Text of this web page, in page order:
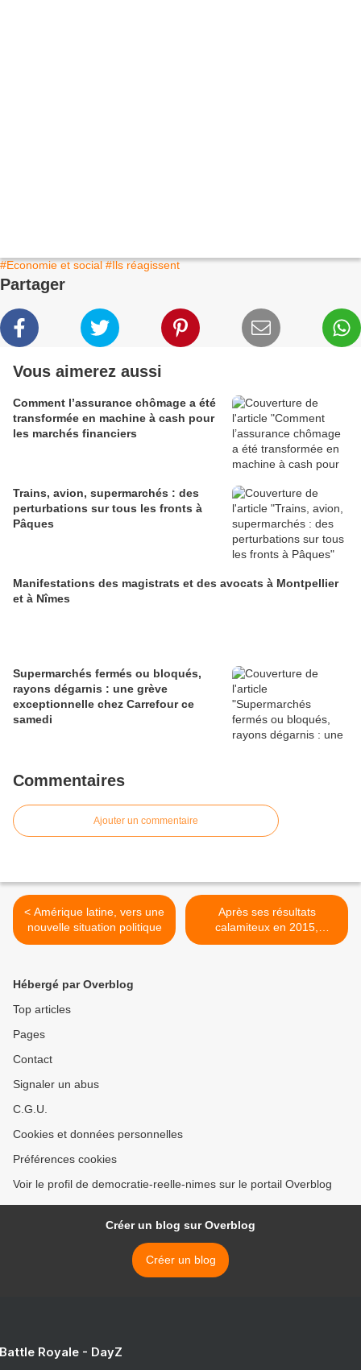
#Economie et social #Ils réagissent
Partager
Vous aimerez aussi
Comment l’assurance chômage a été
transformée en machine à cash pour
les marchés financiers
Trains, avion, supermarchés : des
perturbations sur tous les fronts à
Pâques
Manifestations des magistrats et des avocats à Montpellier
et à Nîmes
Supermarchés fermés ou bloqués,
rayons dégarnis : une grève
exceptionnelle chez Carrefour ce
samedi
Commentaires
Ajouter un commentaire
< Amérique latine, vers une
nouvelle situation politique
Après ses résultats
calamiteux en 2015,
Deutsche Bank s’effondre
Hébergé par Overblog
Top articles
Pages
Contact
Signaler un abus
C.G.U.
Cookies et données personnelles
Préférences cookies
Voir le profil de democratie-reelle-nimes sur le portail Overblog
Créer un blog sur Overblog
Créer un blog
Royale - DayZ